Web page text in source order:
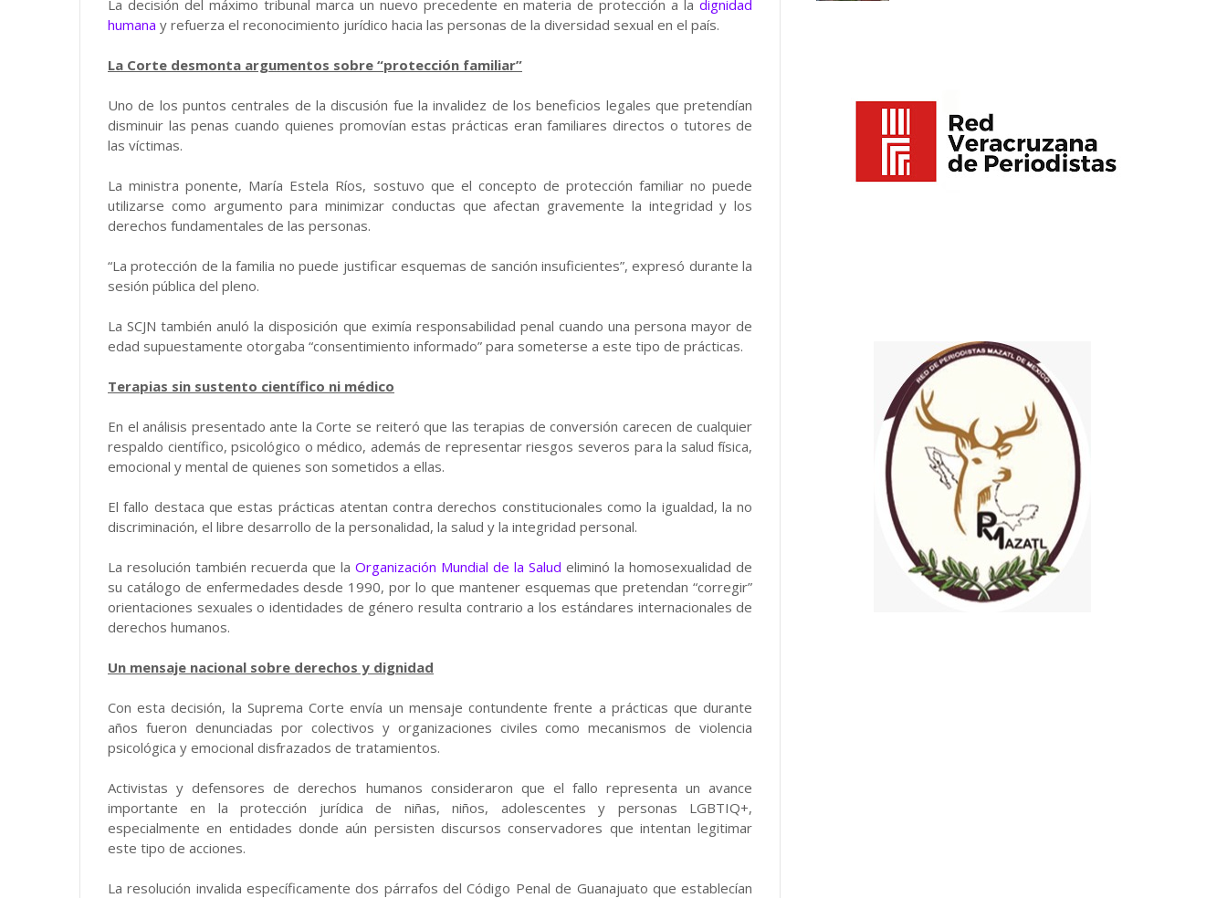
La decisión del máximo tribunal marca un nuevo precedente en materia de protección a ladignidad
humana y refuerza el reconocimiento jurídico hacia las personas de la diversidad sexual en el país.
La Corte desmonta argumentos sobre “protección familiar”
Uno de los puntos centrales de la discusión fue la invalidez de los beneficios legales que pretendían
disminuir las penas cuando quienes promovían estas prácticas eran familiares directos o tutores de
las víctimas.
La ministra ponente, María Estela Ríos, sostuvo que el concepto de protección familiar no puede
utilizarse como argumento para minimizar conductas que afectan gravemente la integridad y los
derechos fundamentales de las personas.
“La protección de la familia no puede justificar esquemas de sanción insuficientes”, expresó durante la
sesión pública del pleno.
La SCJN también anuló la disposición que eximía responsabilidad penal cuando una persona mayor de
edad supuestamente otorgaba “consentimiento informado” para someterse a este tipo de prácticas.
Terapias sin sustento científico ni médico
En el análisis presentado ante la Corte se reiteró que las terapias de conversión carecen de cualquier
respaldo científico, psicológico o médico, además de representar riesgos severos para la salud física,
emocional y mental de quienes son sometidos a ellas.
El fallo destaca que estas prácticas atentan contra derechos constitucionales como la igualdad, la no
discriminación, el libre desarrollo de la personalidad, la salud y la integridad personal.
La resolución también recuerda que laOrganización Mundial de la Salud eliminó la homosexualidad de
su catálogo de enfermedades desde 1990, por lo que mantener esquemas que pretendan “corregir”
orientaciones sexuales o identidades de género resulta contrario a los estándares internacionales de
derechos humanos.
Un mensaje nacional sobre derechos y dignidad
Con esta decisión, la Suprema Corte envía un mensaje contundente frente a prácticas que durante
años fueron denunciadas por colectivos y organizaciones civiles como mecanismos de violencia
psicológica y emocional disfrazados de tratamientos.
Activistas y defensores de derechos humanos consideraron que el fallo representa un avance
importante en la protección jurídica de niñas, niños, adolescentes y personas LGBTIQ+,
especialmente en entidades donde aún persisten discursos conservadores que intentan legitimar
este tipo de acciones.
La resolución invalida específicamente dos párrafos del Código Penal de Guanajuato que establecían